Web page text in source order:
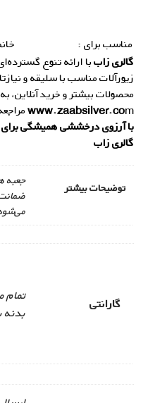
مناسب برای :
گالری زاببا ارائه تنوع
زیورآلات مناسب با سلیقه و
محصولات بیشتر و خرید آنلاین،
www.zaabsilver.com
با آرزوی درخششی همیشگی
گالری زاب
توضیحات بیشتر
جعبه
گارانتی
تمام